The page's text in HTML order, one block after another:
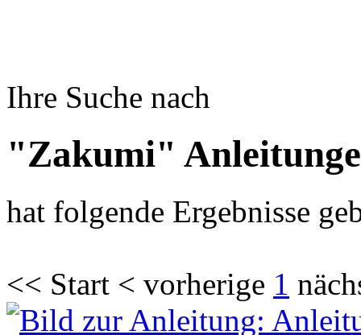
Ihre Suche nach
"Zakumi"
hat folgende Ergebnisse
<< Start < vorherige 1